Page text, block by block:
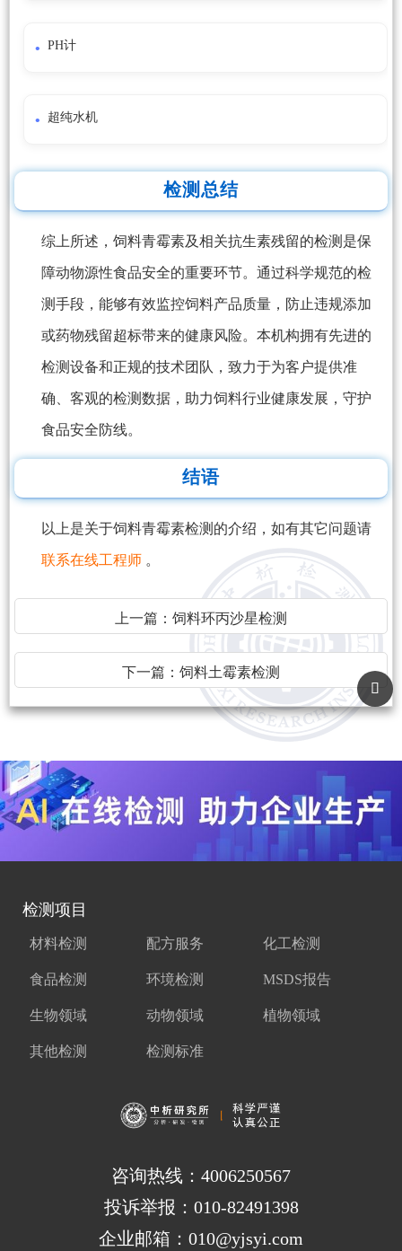
PH计
超纯水机
检测总结
综上所述，饲料青霉素及相关抗生素残留的检测是保
障动物源性食品安全的重要环节。通过科学规范的检
测手段，能够有效监控饲料产品质量，防止违规添加
或药物残留超标带来的健康风险。本机构拥有先进的
检测设备和正规的技术团队，致力于为客户提供准
确、客观的检测数据，助力饲料行业健康发展，守护
食品安全防线。
结语
以上是关于饲料青霉素检测的介绍，如有其它问题请
联系在线工程师 。
上一篇： 饲料环丙沙星检测
下一篇： 饲料土霉素检测
检测项目
材料检测 配方服务 化工检测
食品检测 环境检测 MSDS报告
生物领域 动物领域 植物领域
其他检测 检测标准
咨询热线：4006250567
投诉举报：010-82491398
企业邮箱：010@yjsyi.com